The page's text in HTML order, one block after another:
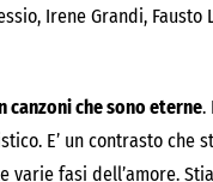
Irene Grandi,
canzoni che sono eterne.
E’ un contrasto
varie fasi dell’amore.